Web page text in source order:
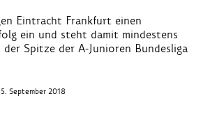
Eintracht Frankfurt einen
ein und steht damit mindestens
Spitze der A-Junioren Bundesliga
September 2018